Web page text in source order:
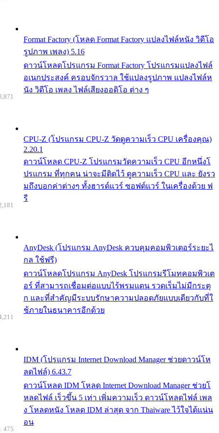
Format Factory (โหลด Format Factory แปลงไฟล์หนัง วิดีโอ
รูปภาพ เพลง) 5.16
ดาวน์โหลดโปรแกรม Format Factory โปรแกรมแปลงไฟล์
อเนกประสงค์ ครอบจักรวาล ใช้แปลงรูปภาพ แปลงไฟล์ห
นัง วิดีโอ เพลง ไฟล์เสียงออดิโอ ต่าง ๆ
CPU-Z (โปรแกรม CPU-Z วัดดูความเร็ว CPU เครื่องคุณ)
2.20.1
ดาวน์โหลด CPU-Z โปรแกรมวัดความเร็ว CPU อีกหนึ่งโ
ปรแกรม ที่ทุกคน น่าจะมีติดไว้ ดูความเร็ว CPU และ ยังรว
มถึงบอกค่าต่างๆ ทั้งฮารด์แวร์ ซอฟต์แวร์ ในเครื่องด้วย ฟ
รี
AnyDesk (โปรแกรม AnyDesk ควบคุมคอมพิวเตอร์ระยะไ
กล ใช้ฟรี)
ดาวน์โหลดโปรแกรม AnyDesk โปรแกรมรีโมทคอมพิวเต
อร์ ที่สามารถเชื่อมต่อแบบไร้พรมแดน รวดเร็มไม่มีกระตุ
ก และที่สำคัญมีระบบรักษาความปลอดภัยแบบเดียวกับที่ใ
ช้ภายในธนาคารอีกด้วย
IDM (โปรแกรม Internet Download Manager ช่วยดาวน์โห
ลดไฟล์) 6.43.7
ดาวน์โหลด IDM โหลด Internet Download Manager ช่วยโ
หลดไฟล์ เร็วขึ้น 5 เท่า เพิ่มความเร็ว ดาวน์โหลดไฟล์ เพล
ง โหลดหนัง โหลด IDM ล่าสุด จาก Thaiware ไว้ใจได้แน่น
อน
475